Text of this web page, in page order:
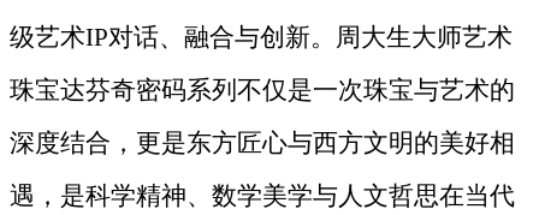
级艺术IP对话、融合与创新。周大生大师艺术
珠宝达芬奇密码系列不仅是一次珠宝与艺术的
深度结合，更是东方匠心与西方文明的美好相
遇，是科学精神、数学美学与人文哲思在当代